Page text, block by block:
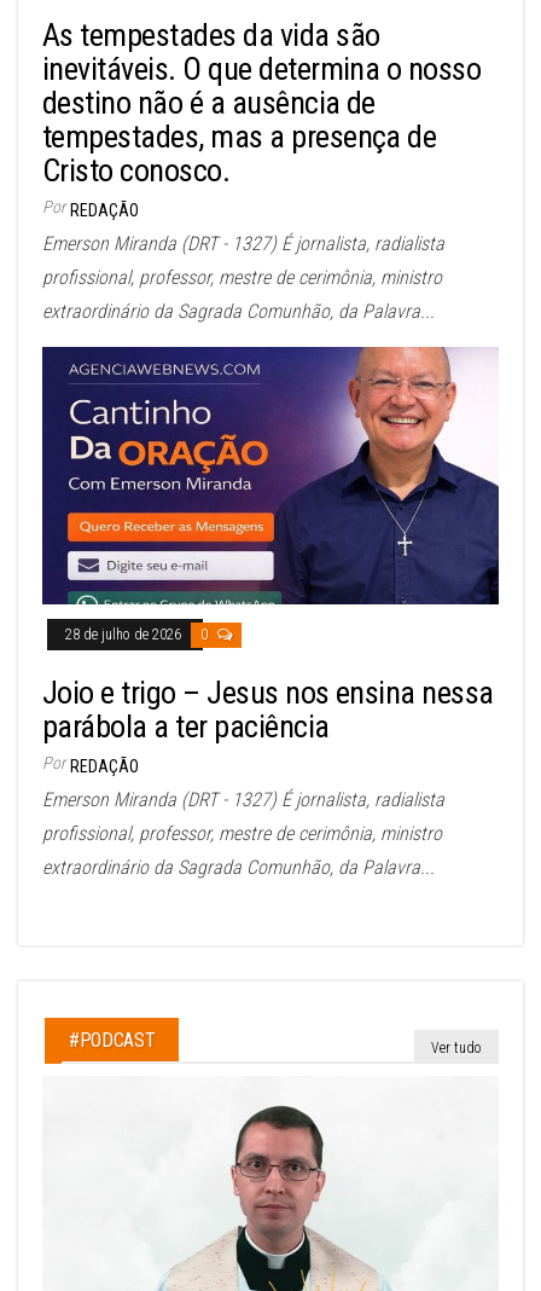
As tempestades da vida são
inevitáveis. O que determina o nosso
destino não é a ausência de
tempestades, mas a presença de
Cristo conosco.
Por REDAÇÃO
Emerson Miranda (DRT - 1327) É jornalista, radialista
profissional, professor, mestre de cerimônia, ministro
extraordinário da Sagrada Comunhão, da Palavra...
28 de julho de 2026 0
Joio e trigo – Jesus nos ensina nessa
parábola a ter paciência
Por REDAÇÃO
Emerson Miranda (DRT - 1327) É jornalista, radialista
profissional, professor, mestre de cerimônia, ministro
extraordinário da Sagrada Comunhão, da Palavra...
#PODCAST Ver tudo